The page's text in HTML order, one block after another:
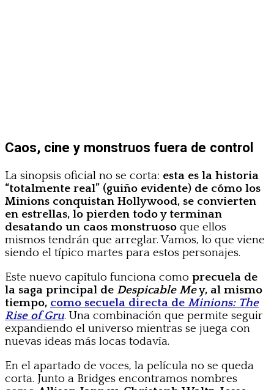
Caos, cine y monstruos fuera de control
La sinopsis oficial no se corta: esta es la historia
“totalmente real” (guiño evidente) de cómo los
Minions conquistan Hollywood, se convierten
en estrellas, lo pierden todo y terminan
desatando un caos monstruoso que ellos
mismos tendrán que arreglar. Vamos, lo que viene
siendo el típico martes para estos personajes.
Este nuevo capítulo funciona como precuela de
la saga principal de Despicable Mey, al mismo
tiempo, como secuela directa de Minions: The
Rise of Gru. Una combinación que permite seguir
expandiendo el universo mientras se juega con
nuevas ideas más locas todavía.
En el apartado de voces, la película no se queda
corta. Junto a Bridges encontramos nombres